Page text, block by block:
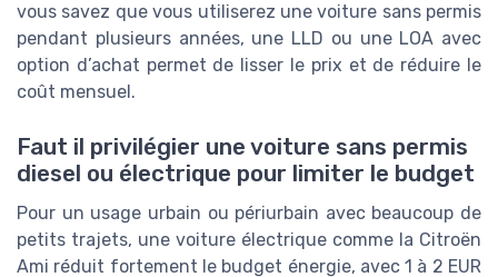
vous savez que vous utiliserez une voiture sans permis
pendant plusieurs années, une LLD ou une LOA avec
option d’achat permet de lisser le prix et de réduire le
coût mensuel.
Faut il privilégier une voiture sans permis
diesel ou électrique pour limiter le budget
Pour un usage urbain ou périurbain avec beaucoup de
petits trajets, une voiture électrique comme la Citroën
Ami réduit fortement le budget énergie, avec 1 à 2 EUR